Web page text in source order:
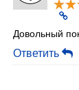
Довольный
Ответить